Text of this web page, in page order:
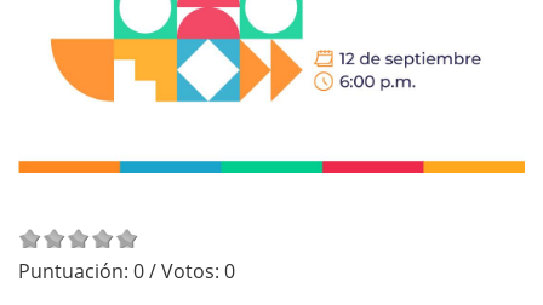
Puntuación: 0/ Votos: 0